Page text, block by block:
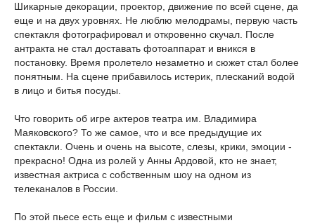
Шикарные декорации, проектор, движение по всей сцене, да
еще и на двух уровнях. Не люблю мелодрамы, первую часть
спектакля фотографировал и откровенно скучал. После
антракта не стал доставать фотоаппарат и вникся в
постановку. Время пролетело незаметно и сюжет стал более
понятным. На сцене прибавилось истерик, плесканий водой
в лицо и битья посуды.
Что говорить об игре актеров театра им. Владимира
Маяковского? То же самое, что и все предыдущие их
спектакли. Очень и очень на высоте, слезы, крики, эмоции -
прекрасно! Одна из ролей у Анны Ардовой, кто не знает,
известная актриса с собственным шоу на одном из
телеканалов в России.
По этой пьесе есть еще и фильм с известными